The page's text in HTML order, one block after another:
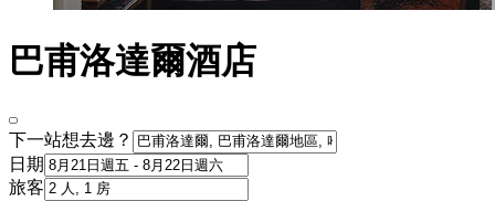
巴甫洛達爾酒店
下一站想去邊？
日期
旅客